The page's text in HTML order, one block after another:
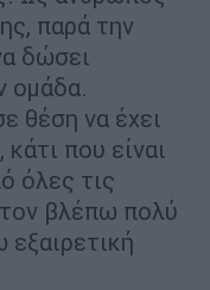
παρά την
δώσει
ομάδα.
θέση να έχει
που είναι
όλες τις
βλέπω πολύ
εξαιρετική